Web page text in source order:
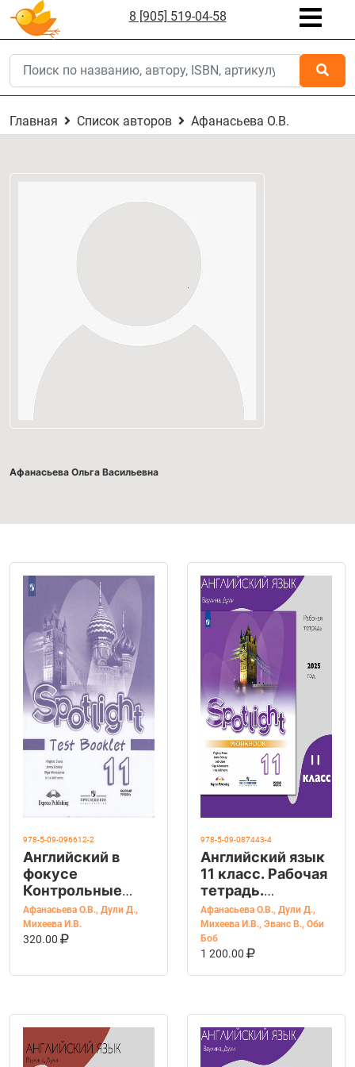
8 [905] 519-04-58
Главная Список авторов Афанасьева О.В.
Афанасьева Ольга Васильевна
978-5-09-096612-2
Английский в
фокусе
Контрольные
задания 11 кл.
(ФП "ИП")
(Просвещение)
Афанасьева О.В., Дули Д.,
Михеева И.В.
320.00
В КОРЗИНУ
978-5-09-087443-4
Английский язык
11 класс. Рабочая
тетрадь.
Spotlight.
Workbook. УМК
"Английский в
фокусе"
Афанасьева О.В., Дули Д.,
Михеева И.В., Эванс В., Оби
Боб
1 200.00
В КОРЗИНУ